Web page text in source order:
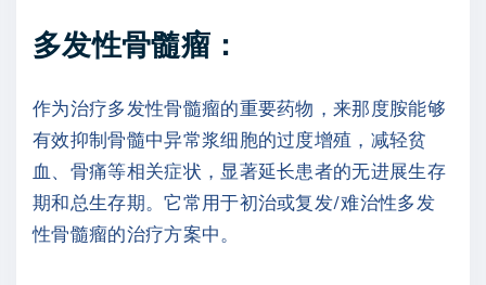
多发性骨髓瘤：
作为治疗多发性骨髓瘤的重要药物，来那度胺能够
有效抑制骨髓中异常浆细胞的过度增殖，减轻贫
血、骨痛等相关症状，显著延长患者的无进展生存
期和总生存期。它常用于初治或复发/难治性多发
性骨髓瘤的治疗方案中。